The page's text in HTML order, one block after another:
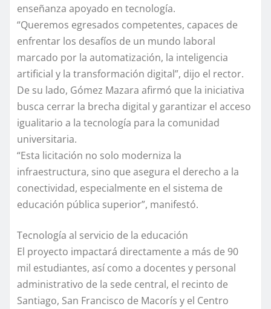
enseñanza apoyado en tecnología.
“Queremos egresados competentes, capaces de
enfrentar los desafíos de un mundo laboral
marcado por la automatización, la inteligencia
artificial y la transformación digital”, dijo el rector.
De su lado, Gómez Mazara afirmó que la iniciativa
busca cerrar la brecha digital y garantizar el acceso
igualitario a la tecnología para la comunidad
universitaria.
“Esta licitación no solo moderniza la
infraestructura, sino que asegura el derecho a la
conectividad, especialmente en el sistema de
educación pública superior”, manifestó.
Tecnología al servicio de la educación
El proyecto impactará directamente a más de 90
mil estudiantes, así como a docentes y personal
administrativo de la sede central, el recinto de
Santiago, San Francisco de Macorís y el Centro